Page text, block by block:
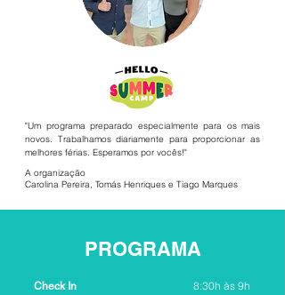
"Um programa preparado especialmente para os mais
novos. Trabalhamos diariamente para proporcionar as
melhores férias. Esperamos por vocês!"
A organização
Carolina Pereira, Tomás Henriques e Tiago Marques
PROGRAMA
Check In 8:30h às 9h